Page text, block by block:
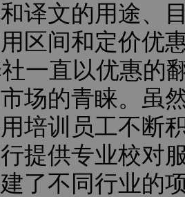
译文的用途、
区间和定价优
一直以优惠的
场的青睐。虽
培训员工不断
提供专业校对
了不同行业的